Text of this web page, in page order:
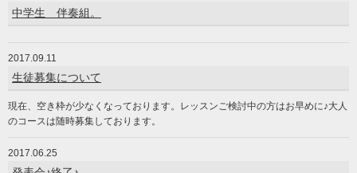
中学生 伴奏組。
2017.09.11
生徒募集について
現在、空き枠が少なくなっております。レッスンご検討中の方はお早めに♪大人
のコースは随時募集しております。
2017.06.25